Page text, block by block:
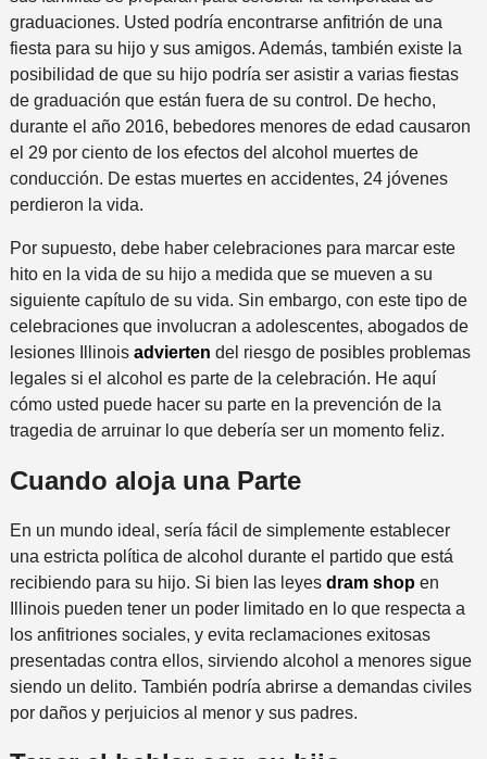
graduaciones. Usted podría encontrarse anfitrión de una
fiesta para su hijo y sus amigos. Además, también existe la
posibilidad de que su hijo podría ser asistir a varias fiestas
de graduación que están fuera de su control. De hecho,
durante el año 2016, bebedores menores de edad causaron
el 29 por ciento de los efectos del alcohol muertes de
conducción. De estas muertes en accidentes, 24 jóvenes
perdieron la vida.
Por supuesto, debe haber celebraciones para marcar este
hito en la vida de su hijo a medida que se mueven a su
siguiente capítulo de su vida. Sin embargo, con este tipo de
celebraciones que involucran a adolescentes, abogados de
lesiones Illinois advierten del riesgo de posibles problemas
legales si el alcohol es parte de la celebración. He aquí
cómo usted puede hacer su parte en la prevención de la
tragedia de arruinar lo que debería ser un momento feliz.
Cuando aloja una Parte
En un mundo ideal, sería fácil de simplemente establecer
una estricta política de alcohol durante el partido que está
recibiendo para su hijo. Si bien las leyes dram shop en
Illinois pueden tener un poder limitado en lo que respecta a
los anfitriones sociales, y evita reclamaciones exitosas
presentadas contra ellos, sirviendo alcohol a menores sigue
siendo un delito. También podría abrirse a demandas civiles
por daños y perjuicios al menor y sus padres.